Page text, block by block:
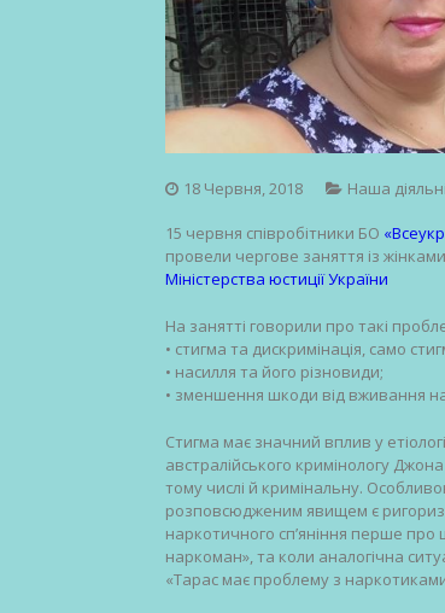
18 Червня, 2018 Наша
15 червня співробітники БО
провели чергове заняття із
Міністерства юстиції України
На занятті говорили про такі
• стигма та дискримінація, само
• насилля та його різновиди;
• зменшення шкоди від вживання
Стигма має значний вплив у
австралійського кримінологу
тому числі й кримінальну.
розповсюдженим явищем є
наркотичного сп’яніння перше про
наркоман», та коли аналогічна
«Тарас має проблему з